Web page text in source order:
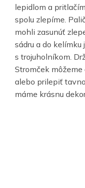
lepidlom a
spolu zlepíme.
mohli zasunúť
sádru a do
s trojuholníkom.
Stromček
alebo prilepiť
máme krásnu